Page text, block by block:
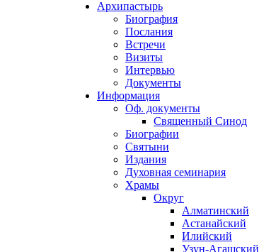
Архипастырь
Биография
Послания
Встречи
Визиты
Интервью
Документы
Информация
Оф. документы
Священный Синод
Биографии
Святыни
Издания
Духовная семинария
Храмы
Округ
Алматинский
Астанайский
Илийский
Узун-Агашский